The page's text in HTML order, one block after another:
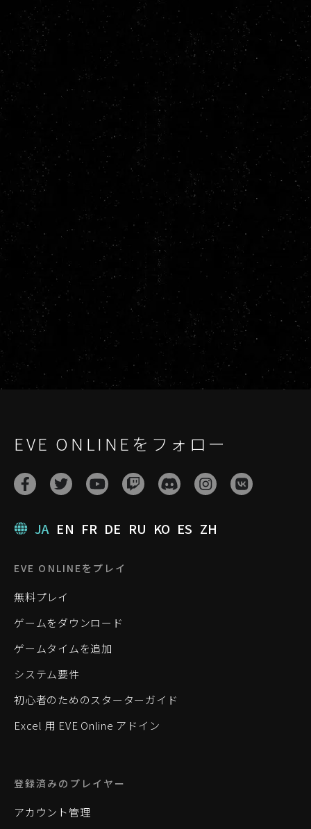
EVE ONLINEをフォロー
JA EN FR DE RU KO ES ZH
EVE ONLINEをプレイ
無料プレイ
ゲームをダウンロード
ゲームタイムを追加
システム要件
初心者のためのスターターガイド
Excel 用 EVE Online アドイン
登録済みのプレイヤー
アカウント管理